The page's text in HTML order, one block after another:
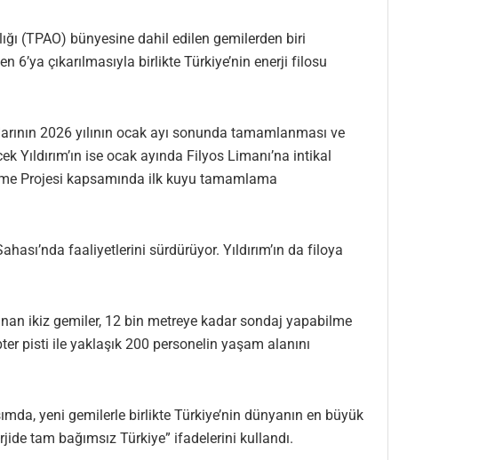
(TPAO) bünyesine dahil edilen gemilerden biri
6’ya çıkarılmasıyla birlikte Türkiye’nin enerji filosu
2026 yılının ocak ayı sonunda tamamlanması ve
ise ocak ayında Filyos Limanı’na intikal
Projesi kapsamında ilk kuyu tamamlama
faaliyetlerini sürdürüyor. Yıldırım’ın da filoya
ikiz gemiler, 12 bin metreye kadar sondaj yapabilme
pisti ile yaklaşık 200 personelin yaşam alanını
yeni gemilerle birlikte Türkiye’nin dünyanın en büyük
tam bağımsız Türkiye” ifadelerini kullandı.